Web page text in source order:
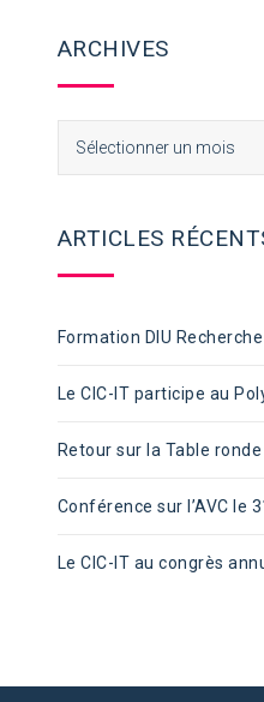
ARCHIVES
ARTICLES
Formation DIU
Le CIC-IT participe au
Retour sur la Table
Conférence sur l’AVC le
Le CIC-IT au congrès